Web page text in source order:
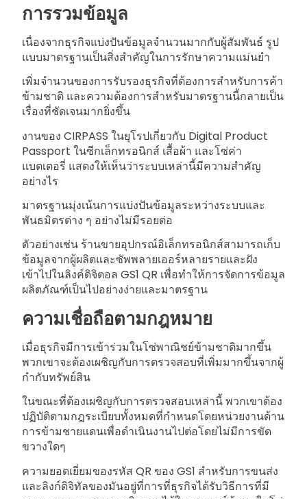
การรวมข้อมูล
เนื่องจากธุรกิจแบ่งปันข้อมูลจำนวนมากกับผู้สัมพันธ์ รูป
แบบมาตรฐานเป็นสิ่งสำคัญในการรักษาความแม่นยำ
เพิ่มจำนวนของการรับรองธุรกิจที่ต้องการสำหรับการค้า
ข้ามชาติ และความต้องการสำหรับมาตรฐานนี้กลายเป็น
เรื่องที่ชัดเจนมากยิ่งขึ้น
งานของ CIRPASS ในยุโรปเกี่ยวกับ Digital Product
Passport ในซีกเล็กทรอนิกส์ เสื้อผ้า และโซ่ค่า
แบตเตอรี่ แสดงให้เห็นว่าระบบเหล่านี้มีความสำคัญ
อย่างไร
มาตรฐานมุ่งเน้นการแบ่งปันข้อมูลระหว่างระบบและ
พันธมิตรต่าง ๆ อย่างไม่มีรอยต่อ
ตัวอย่างเช่น ร้านขายอุปกรณ์อิเล็กทรอนิกส์สามารถเก็บ
ข้อมูลจากผู้ผลิตและซัพพลายเออร์หลายรายและฝัง
เข้าไปในลิงค์ดิจิตอล GS1 QR เพื่อทำให้การจัดการข้อมูล
ผลิตภัณฑ์เป็นไปอย่างง่ายและมาตรฐาน
ความเชื่อถือตามกฎหมาย
เมื่อธุรกิจมีการเข้าร่วมในโซ่พาณิชย์ข้ามชาติมากขึ้น
พวกเขาจะต้องเผชิญกับการตรวจสอบที่เพิ่มมากขึ้นจากผู้
กำกับทรัพย์สิน
ในขณะที่ต้องเผชิญกับการตรวจสอบเหล่านี้ พวกเขาต้อง
ปฏิบัติตามกฎระเบียบทั้งหมดที่กำหนดโดยหน่วยงานด้าน
การข้ามชายแดนเพื่อดำเนินงานไปต่อโดยไม่มีการขัด
ขวางใดๆ
ความยอดเยี่ยมของรหัส QR ของ GS1 สำหรับการขนส่ง
และลิงก์ดิจิทัลของมันอยู่ที่การที่ธุรกิจได้รับวิธีการที่มี